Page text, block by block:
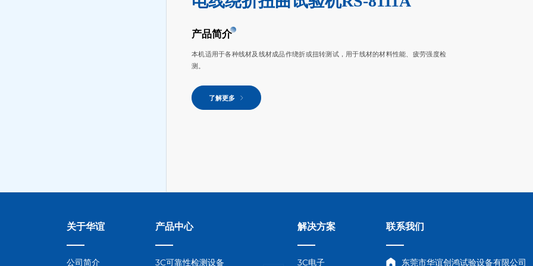
产品简介
本机适用于各种线材及线材成品作绕折或扭转测试，用于线材的材料性能、疲劳强度检
测。
了解更多
关于华谊
公司简介
产品中心
3C可靠性检测设备
解决方案
3C电子
联系我们
东莞市华谊创鸿试验设备有限公司